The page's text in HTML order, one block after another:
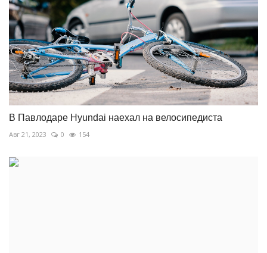
В Павлодаре Hyundai наехал на велосипедиста
Авг 21, 2023 0 154